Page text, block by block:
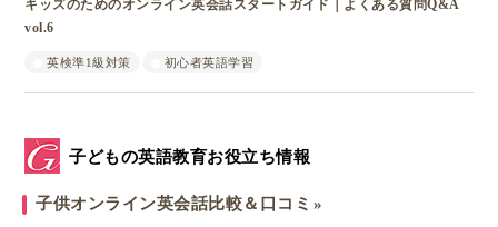
キッズのためのオンライン英会話スタートガイド｜よくある質問Q&A
vol.6
英検準1級対策 初心者英語学習
子どもの英語教育お役立ち情報
子供オンライン英会話比較＆口コミ